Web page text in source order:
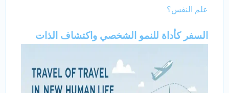
علم النفس؟
السفر كأداة للنمو الشخصي واكتشاف الذات